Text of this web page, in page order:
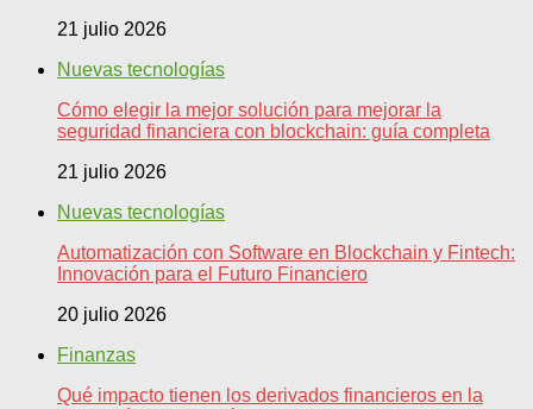
21 julio 2026
Nuevas tecnologías
Cómo elegir la mejor solución para mejorar la
seguridad financiera con blockchain: guía completa
21 julio 2026
Nuevas tecnologías
Automatización con Software en Blockchain y Fintech:
Innovación para el Futuro Financiero
20 julio 2026
Finanzas
Qué impacto tienen los derivados financieros en la